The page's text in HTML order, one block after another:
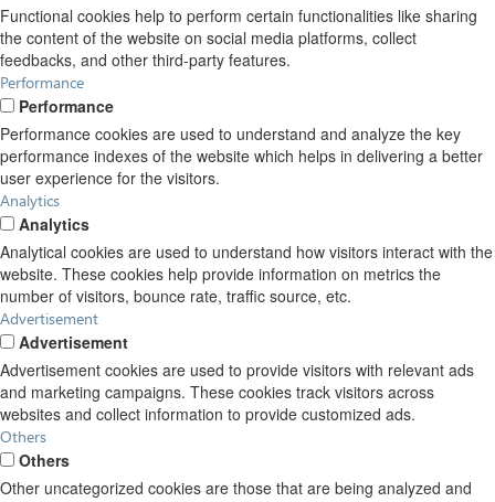
Functional cookies help to perform certain functionalities like sharing
the content of the website on social media platforms, collect
feedbacks, and other third-party features.
Performance
Performance
Performance cookies are used to understand and analyze the key
performance indexes of the website which helps in delivering a better
user experience for the visitors.
Analytics
Analytics
Analytical cookies are used to understand how visitors interact with the
website. These cookies help provide information on metrics the
number of visitors, bounce rate, traffic source, etc.
Advertisement
Advertisement
Advertisement cookies are used to provide visitors with relevant ads
and marketing campaigns. These cookies track visitors across
websites and collect information to provide customized ads.
Others
Others
Other uncategorized cookies are those that are being analyzed and